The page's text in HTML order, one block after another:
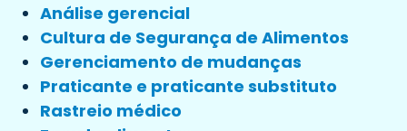
Análise gerencial
Cultura de Segurança de Alimentos
Gerenciamento de mudanças
Praticante e praticante substituto
Rastreio médico